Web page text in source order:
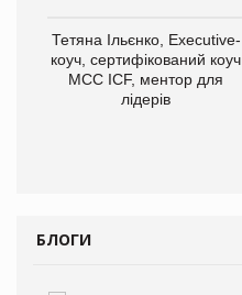
Тетяна Ільєнко, Executive-
коуч, сертифікований коуч
МСС ICF, ментор для
лідерів
БЛОГИ